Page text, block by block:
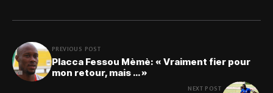
PREVIOUS POST
Placca Fessou Mèmè: « Vraiment fier pour
mon retour, mais … »
NEXT POST